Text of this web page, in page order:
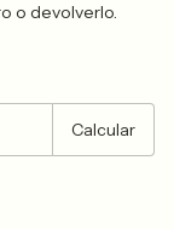
o devolverlo.
Calcular